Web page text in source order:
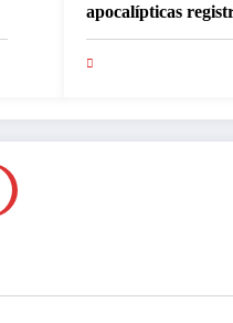
apocalípticas